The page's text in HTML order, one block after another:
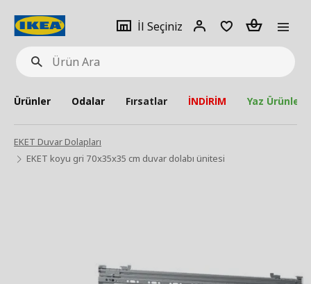
Ürün
Ara
İl Seçiniz
Giriş
Adet
Ürünler Odalar Fırsatlar İNDİRİM Yaz Ürünleri
EKET Duvar Dolapları
EKET koyu gri 70x35x35 cm duvar dolabı ünitesi